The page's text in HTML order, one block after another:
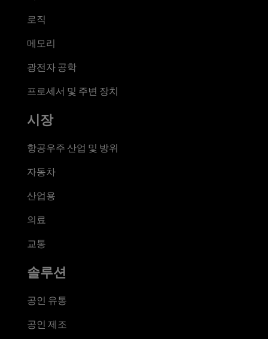
로직
메모리
광전자 공학
프로세서 및 주변 장치
시장
항공우주 산업 및 방위
자동차
산업용
의료
교통
솔루션
공인 유통
공인 제조